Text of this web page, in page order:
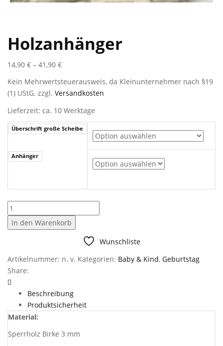
Holzanhänger
14,90 € – 41,90 €
Kein Mehrwertsteuerausweis, da Kleinunternehmer nach §19
(1) UStG. zzgl. Versandkosten
Lieferzeit: ca. 10 Werktage
Überschrift große Scheibe
Anhänger
Holzanhänger
Menge
In den Warenkorb
Wunschliste
Artikelnummer: n. v. Kategorien: Baby & Kind, Geburtstag
Share:
Beschreibung
Produktsicherheit
Material:
Sperrholz Birke 3 mm